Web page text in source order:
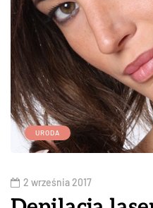
URODA
2 września 2017